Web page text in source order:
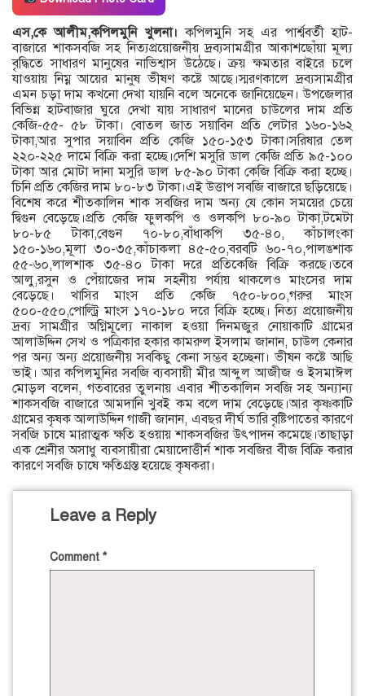
এস,কে আলীম,কপিলমুনি খুলনা।কপিলমুনি সহ এর পার্শ্ববর্তী হাট-
বাজারে শাকসবজি সহ নিত্যপ্রয়োজনীয় দ্রব্যসামগ্রীর আকাশছোঁয়া মূল্য
বৃদ্ধিতে সাধারণ মানুষের নাভিশ্বাস উঠেছে। ক্রয় ক্ষমতার বাইরে চলে
যাওয়ায় নিম্ন আয়ের মানুষ ভীষণ কষ্টে আছে।স্মরণকালে দ্রব্যসামগ্রীর
এমন চড়া দাম কখনো দেখা যায়নি বলে অনেকে জানিয়েছেন। উপজেলার
বিভিন্ন হাটবাজার ঘুরে দেখা যায় সাধারণ মানের চাউলের দাম প্রতি
কেজি-৫৫- ৫৮ টাকা। বোতল জাত সয়াবিন প্রতি লেটার ১৬০-১৬২
টাকা,আর সুপার সয়াবিন প্রতি কেজি ১৫০-১৫৩ টাকা।সরিষার তেল
২২০-২২৫ দামে বিক্রি করা হচ্ছে।দেশি মসুরি ডাল কেজি প্রতি ৯৫-১০০
টাকা আর মোটা দানা মসুরি ডাল ৮৫-৯০ টাকা কেজি বিক্রি করা হচ্ছে।
চিনি প্রতি কেজির দাম ৮০-৮৩ টাকা।এই উত্তাপ সবজি বাজারে ছড়িয়েছে।
বিশেষ করে শীতকালিন শাক সবজির দাম অন্য যে কোন সময়ের চেয়ে
দ্বিগুন বেড়েছে।প্রতি কেজি ফুলকপি ও ওলকপি ৮০-৯০ টাকা,টমেটা
৮০-৮৫ টাকা,বেগুন ৭০-৮০,বাঁধাকপি ৩৫-৪০, কাঁচালংকা
১৫০-১৬০,মূলা ৩০-৩৫,কাঁচাকলা ৪৫-৫০,বরবটি ৬০-৭০,পালঙশাক
৫৫-৬০,লালশাক ৩৫-৪০ টাকা দরে প্রতিকেজি বিক্রি করছে।তবে
আলু,রসুন ও পেঁয়াজের দাম সহনীয় পর্যায় থাকলেও মাংসের দাম
বেড়েছে। খাসির মাংস প্রতি কেজি ৭৫০-৮০০,গরুর মাংস
৫০০-৫৫০,পোল্ট্রি মাংস ১৭০-১৮০ দরে বিক্রি হচ্ছে। নিত্য প্রয়োজনীয়
দ্রব্য সামগ্রীর অগ্নিমূল্যে নাকাল হওয়া দিনমজুর নোয়াকাটি গ্রামের
আলাউদ্দিন সেখ ও পত্রিকার হকার কামরুল ইসলাম জানান, চাউল কেনার
পর অন্য অন্য প্রয়োজনীয় সবকিছু কেনা সম্ভব হচ্ছেনা। ভীষন কষ্টে আছি
ভাই। আর কপিলমুনির সবজি ব্যবসায়ী মীর আব্দুল আজীজ ও ইসমাঈল
মোড়ল বলেন, গতবারের তুলনায় এবার শীতকালিন সবজি সহ অন্যান্য
শাকসবজি বাজারে আমদানি খুবই কম বলে দাম বেড়েছে।আর কৃষ্ণকাটি
গ্রামের কৃষক আলাউদ্দিন গাজী জানান, এবছর দীর্ঘ ভারি বৃষ্টিপাতের কারণে
সবজি চাষে মারাত্মক ক্ষতি হওয়ায় শাকসবজির উৎপাদন কমেছে।তাছাড়া
এক শ্রেনীর অসাধু ব্যবসায়ীরা মেয়াদোত্তীর্ন শাক সবজির বীজ বিক্রি করার
কারণে সবজি চাষে ক্ষতিগ্রস্ত হয়েছে কৃষকরা।
Leave a Reply
Comment *